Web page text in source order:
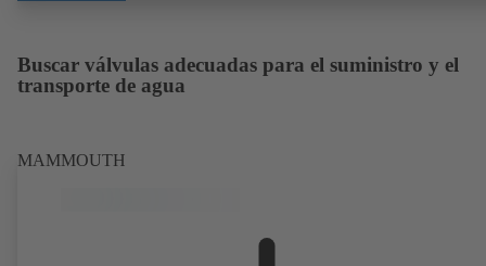
Buscar válvulas adecuadas para el suministro y el
transporte de agua
MAMMOUTH